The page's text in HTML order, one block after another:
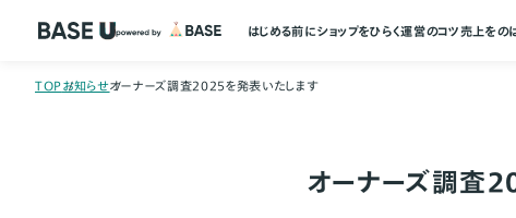
はじめる前にショップをひらく運営のコツ売上をの
TOPお知らせオーナーズ調査2025を発表いたします
オーナーズ調査